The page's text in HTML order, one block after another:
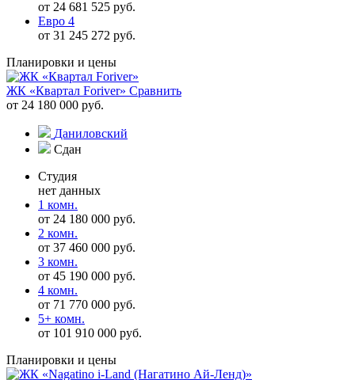
от 24 681 525 руб.
Евро 4
от 31 245 272 руб.
Планировки и цены
ЖК «Квартал Foriver» Сравнить
от 24 180 000 руб.
Даниловский
Сдан
Студия
нет данных
1 комн.
от 24 180 000 руб.
2 комн.
от 37 460 000 руб.
3 комн.
от 45 190 000 руб.
4 комн.
от 71 770 000 руб.
5+ комн.
от 101 910 000 руб.
Планировки и цены